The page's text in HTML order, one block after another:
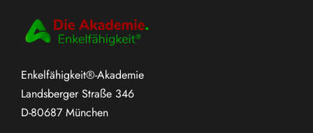
Enkelfähigkeit®-Akademie
Landsberger Straße 346
D-80687 München